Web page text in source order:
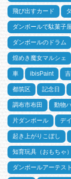
飛び出すカード
ダンボールで駄菓子
ダンボールのドラム
煌めき魔女マルシェ
車 ibisPaint
都筑区 記念日
調布市布田 動物
片ダンボール デ
起き上がりこぼし
知育玩具（おもちゃ）
ダンボールアーテスト